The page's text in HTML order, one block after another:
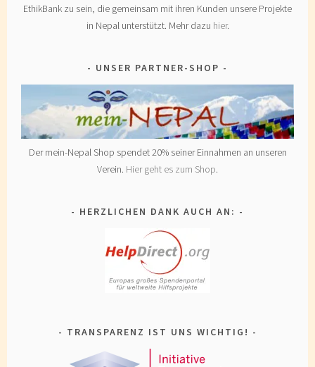
EthikBank zu sein, die gemeinsam mit ihren Kunden unsere Projekte
in Nepal unterstützt. Mehr dazu hier.
UNSER PARTNER-SHOP
Der mein-Nepal Shop spendet 20% seiner Einnahmen an unseren
Verein. Hier geht es zum Shop.
HERZLICHEN DANK AUCH AN:
TRANSPARENZ IST UNS WICHTIG!